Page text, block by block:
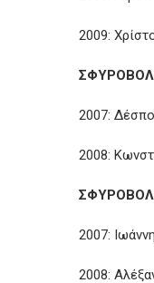
2009:
2007:
2008:
2007:
2008: